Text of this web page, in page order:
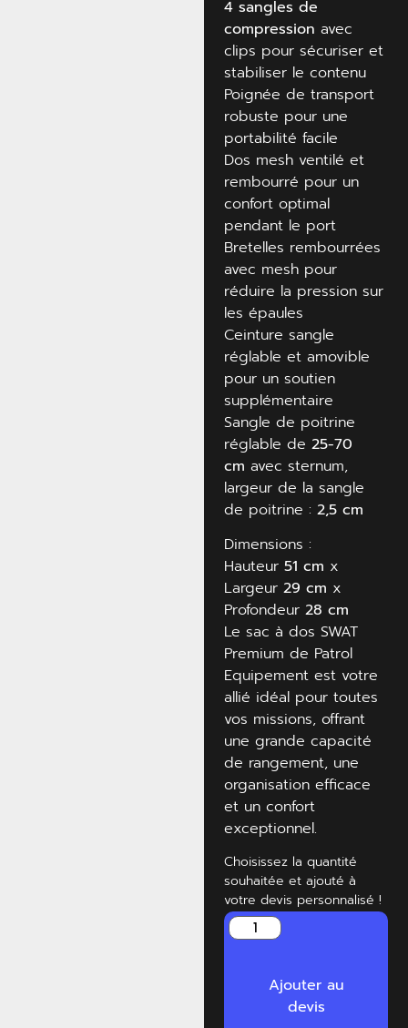
4 sangles de
compression avec
clips pour sécuriser et
stabiliser le contenu
Poignée de transport
robuste pour une
portabilité facile
Dos mesh ventilé et
rembourré pour un
confort optimal
pendant le port
Bretelles rembourrées
avec mesh pour
réduire la pression sur
les épaules
Ceinture sangle
réglable et amovible
pour un soutien
supplémentaire
Sangle de poitrine
réglable de25-70
cm avec sternum,
largeur de la sangle
de poitrine :2,5 cm
Dimensions :
Hauteur51 cm x
Largeur29 cm x
Profondeur28 cm
Le sac à dos SWAT
Premium de Patrol
Equipement est votre
allié idéal pour toutes
vos missions, offrant
une grande capacité
de rangement, une
organisation efficace
et un confort
exceptionnel.
Choisissez la quantité
souhaitée et ajouté à
votre devis personnalisé !
Ajouter au
devis